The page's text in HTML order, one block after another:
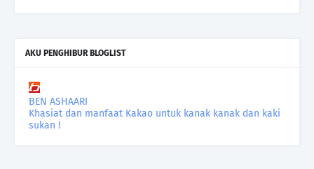
AKU PENGHIBUR BLOGLIST
BEN ASHAARI
Khasiat dan manfaat Kakao untuk kanak kanak dan kaki
sukan !